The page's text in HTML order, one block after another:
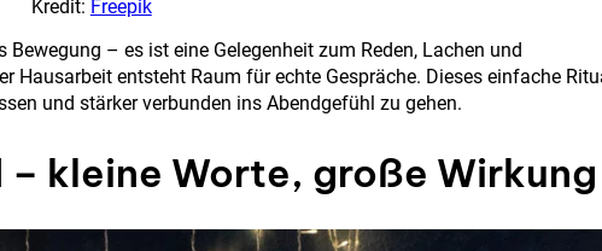
Kredit: Freepik
– es ist eine Gelegenheit zum Reden, Lachen und
Hausarbeit entsteht Raum für echte Gespräche. Dieses einfache
und stärker verbunden ins Abendgefühl zu gehen.
kleine Worte, große Wirkung